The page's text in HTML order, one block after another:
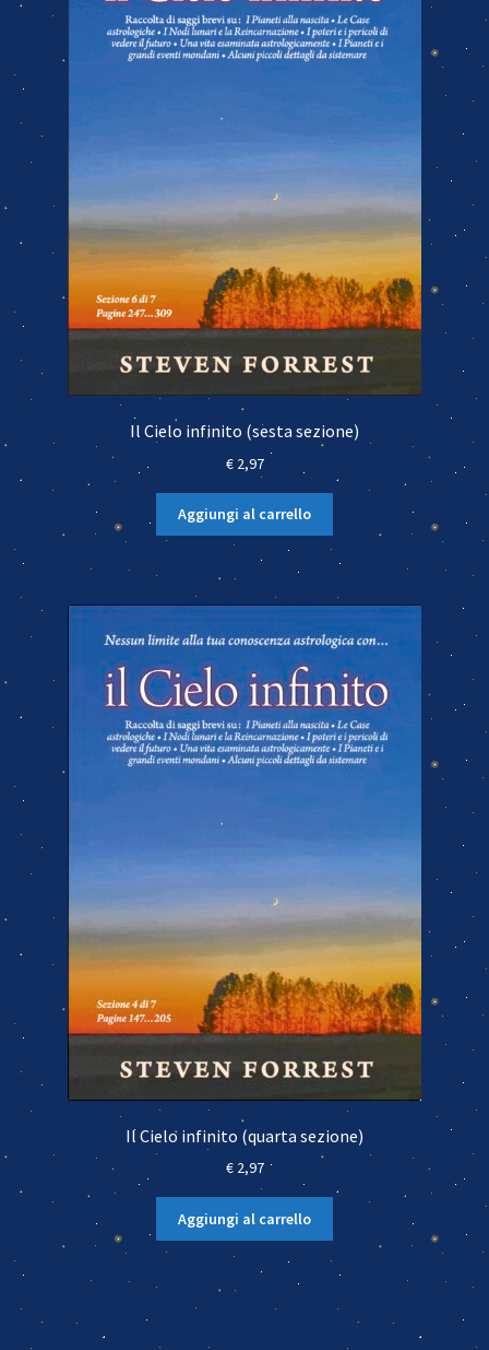
Il Cielo infinito (sesta sezione)
€2,97
Aggiungi al carrello
Il Cielo infinito (quarta sezione)
€2,97
Aggiungi al carrello